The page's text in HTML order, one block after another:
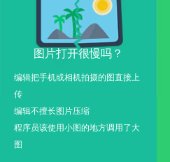
图片打开很慢吗？
编辑把手机或相机拍摄的图直接上
传
编辑不擅长图片压缩
程序员该使用小图的地方调用了大
图